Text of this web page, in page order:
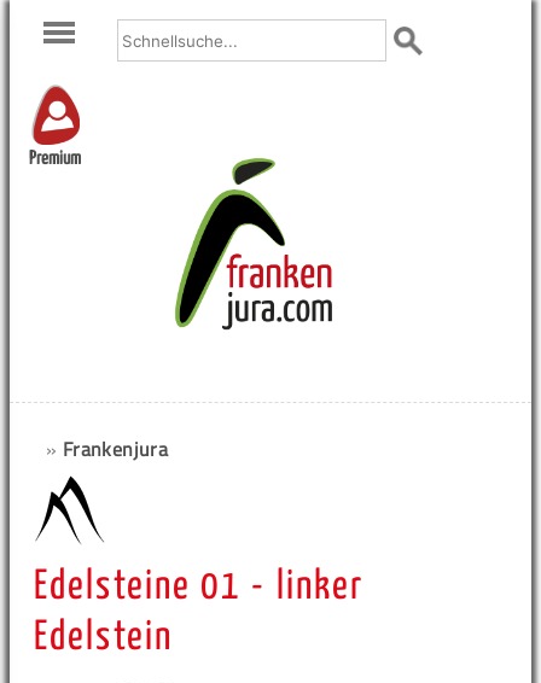
Premium
» Frankenjura
Edelsteine 01 - linker
Edelstein